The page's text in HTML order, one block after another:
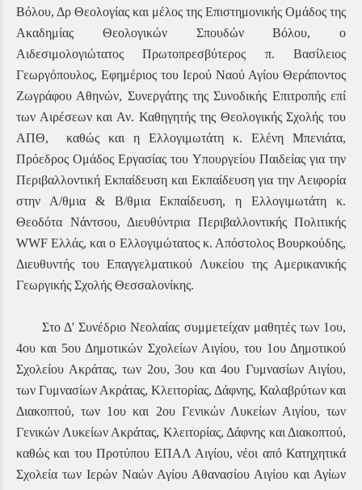
Βόλου, Δρ Θεολογίας και μέλος της Επιστημονικής Ομάδος της
Ακαδημίας Θεολογικών Σπουδών Βόλου, ο
Αιδεσιμολογιώτατος Πρωτοπρεσβύτερος π. Βασίλειος
Γεωργόπουλος, Εφημέριος του Ιερού Ναού Αγίου Θεράποντος
Ζωγράφου Αθηνών, Συνεργάτης της Συνοδικής Επιτροπής επί
των Αιρέσεων και Αν. Καθηγητής της Θεολογικής Σχολής του
ΑΠΘ, καθώς και η Ελλογιμωτάτη κ. Ελένη Μπενιάτα,
Πρόεδρος Ομάδος Εργασίας του Υπουργείου Παιδείας για την
Περιβαλλοντική Εκπαίδευση και Εκπαίδευση για την Αειφορία
στην Α/θμια & Β/θμια Εκπαίδευση, η Ελλογιμωτάτη κ.
Θεοδότα Νάντσου, Διευθύντρια Περιβαλλοντικής Πολιτικής
WWF Ελλάς, και ο Ελλογιμώτατος κ. Απόστολος Βουρκούδης,
Διευθυντής του Επαγγελματικού Λυκείου της Αμερικανικής
Γεωργικής Σχολής Θεσσαλονίκης.
Στο Δ' Συνέδριο Νεολαίας συμμετείχαν μαθητές των 1ου,
4ου και 5ου Δημοτικών Σχολείων Αιγίου, του 1ου Δημοτικού
Σχολείου Ακράτας, των 2ου, 3ου και 4ου Γυμνασίων Αιγίου,
των Γυμνασίων Ακράτας, Κλειτορίας, Δάφνης, Καλαβρύτων και
Διακοπτού, των 1ου και 2ου Γενικών Λυκείων Αιγίου, των
Γενικών Λυκείων Ακράτας, Κλειτορίας, Δάφνης και Διακοπτού,
καθώς και του Προτύπου ΕΠΑΛ Αιγίου, νέοι από Κατηχητικά
Σχολεία των Ιερών Ναών Αγίου Αθανασίου Αιγίου και Αγίων